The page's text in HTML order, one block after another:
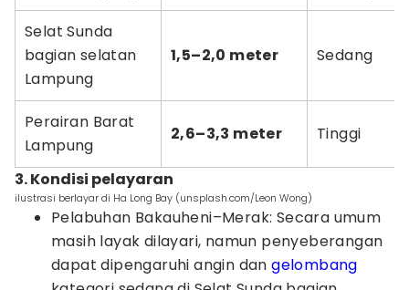
Selat Sunda
bagian selatan
Lampung
1,5–2,0 meter Sedang
Perairan Barat
Lampung
2,6–3,3 meter Tinggi
3. Kondisi pelayaran
ilustrasi berlayar di Ha Long Bay (unsplash.com/Leon Wong)
Pelabuhan Bakauheni–Merak: Secara umum
masih layak dilayari, namun penyeberangan
dapat dipengaruhi angin dangelombang